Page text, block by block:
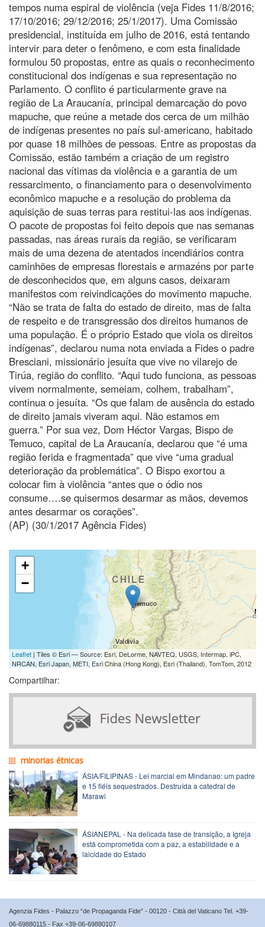
tempos numa espiral de violência (veja Fides 11/8/2016;
17/10/2016; 29/12/2016; 25/1/2017). Uma Comissão
presidencial, instituída em julho de 2016, está tentando
intervir para deter o fenômeno, e com esta finalidade
formulou 50 propostas, entre as quais o reconhecimento
constitucional dos indígenas e sua representação no
Parlamento. O conflito é particularmente grave na
região de La Araucanía, principal demarcação do povo
mapuche, que reúne a metade dos cerca de um milhão
de indígenas presentes no país sul-americano, habitado
por quase 18 milhões de pessoas. Entre as propostas da
Comissão, estão também a criação de um registro
nacional das vítimas da violência e a garantia de um
ressarcimento, o financiamento para o desenvolvimento
econômico mapuche e a resolução do problema da
aquisição de suas terras para restitui-las aos indígenas.
O pacote de propostas foi feito depois que nas semanas
passadas, nas áreas rurais da região, se verificaram
mais de uma dezena de atentados incendiários contra
caminhões de empresas florestais e armazéns por parte
de desconhecidos que, em alguns casos, deixaram
manifestos com reivindicações do movimento mapuche.
“Não se trata de falta do estado de direito, mas de falta
de respeito e de transgressão dos direitos humanos de
uma população. É o próprio Estado que viola os direitos
indígenas”, declarou numa nota enviada a Fides o padre
Bresciani, missionário jesuíta que vive no vilarejo de
Tirúa, região do conflito. “Aqui tudo funciona, as pessoas
vivem normalmente, semeiam, colhem, trabalham”,
continua o jesuíta. “Os que falam de ausência do estado
de direito jamais viveram aqui. Não estamos em
guerra.” Por sua vez, Dom Héctor Vargas, Bispo de
Temuco, capital de La Araucanía, declarou que “é uma
região ferida e fragmentada” que vive “uma gradual
deterioração da problemática”. O Bispo exortou a
colocar fim à violência “antes que o ódio nos
consume….se quisermos desarmar as mãos, devemos
antes desarmar os corações”.
(AP) (30/1/2017 Agência Fides)
+
−
Leaflet | Tiles © Esri — Source: Esri, DeLorme, NAVTEQ, USGS, Intermap, iPC,
NRCAN, Esri Japan, METI, Esri China (Hong Kong), Esri (Thailand), TomTom, 2012
Compartilhar:
minorias étnicas
ÁSIA/FILIPINAS - Lei marcial em Mindanao: um padre
e 15 fiéis sequestrados. Destruída a catedral de
Marawi
ÁSIANEPAL - Na delicada fase de transição, a Igreja
está comprometida com a paz, a estabilidade e a
laicidade do Estado
Agenzia Fides - Palazzo “de Propaganda Fide” - 00120 - Città del Vaticano Tel. +39-
06-69880115 - Fax +39-06-69880107